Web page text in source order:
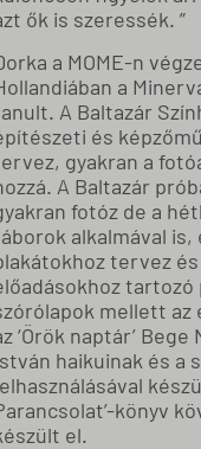
ők is szeressék. ”
a MOME-n
a
A Baltazár
és
gyakran a
A Baltazár
fotóz de a
alkalmával is,
tervez
tartozó
mellett az
‘Örök naptár’
haikuinak és a
könyv
el.